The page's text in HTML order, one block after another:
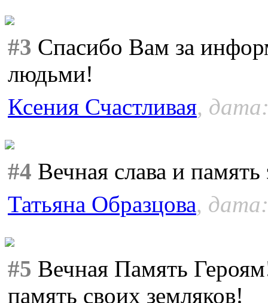
#3 Спасибо Вам за
людьми!
Ксения Счастливая,
#4 Вечная слава и
Татьяна Образцова,
#5 Вечная Память
память своих земляков!